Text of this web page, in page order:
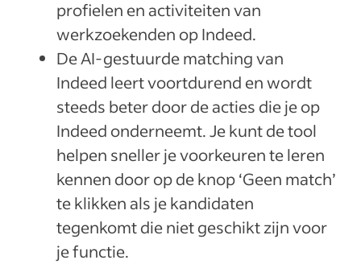
profielen en activiteiten van
werkzoekenden op Indeed.
De AI-gestuurde matching van
Indeed leert voortdurend en wordt
steeds beter door de acties die je op
Indeed onderneemt. Je kunt de tool
helpen sneller je voorkeuren te leren
kennen door op de knop ‘Geen match’
te klikken als je kandidaten
tegenkomt die niet geschikt zijn voor
je functie.